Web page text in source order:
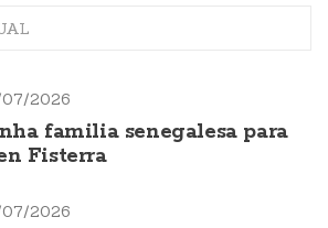
2026
familia senegalesa para
Fisterra
2026